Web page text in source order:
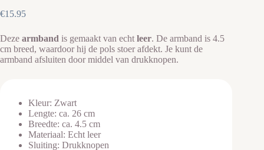
€15.95
Deze armband is gemaakt van echt leer. De armband is 4.5
cm breed, waardoor hij de pols stoer afdekt. Je kunt de
armband afsluiten door middel van drukknopen.
Kleur: Zwart
Lengte: ca. 26 cm
Breedte: ca. 4.5 cm
Materiaal: Echt leer
Sluiting: Drukknopen